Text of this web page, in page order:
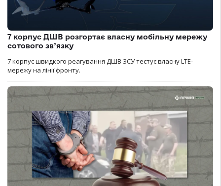
7 корпус ДШВ розгортає власну мобільну мережу
сотового зв’язку
7 корпус швидкого реагування ДШВ ЗСУ тестує власну LTE-
мережу на лінії фронту.